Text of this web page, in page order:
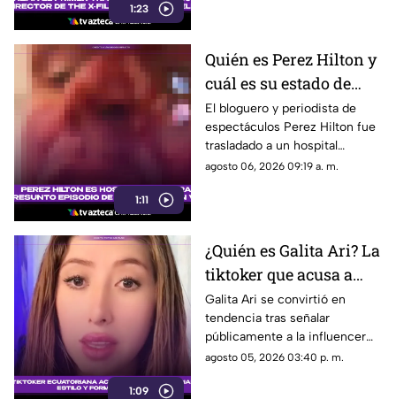
1:23
1:11
Quién es Perez Hilton y
cuál es su estado de
salud actual tras ser
hospitalizado
El bloguero y periodista de
espectáculos Perez Hilton fue
trasladado a un hospital
después de que una
agosto 06, 2026 09:19 a. m.
1:09
¿Quién es Galita Ari? La
tiktoker que acusa a
Roro de copiar su
contenido y
personalidad
Galita Ari se convirtió en
tendencia tras señalar
públicamente a la influencer
española Roro por un presunto
agosto 05, 2026 03:40 p. m.